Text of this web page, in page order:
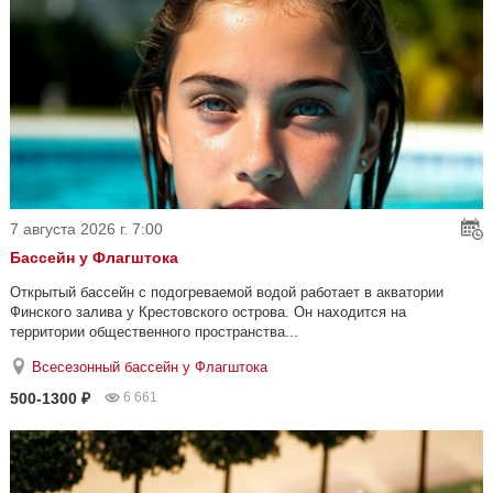
7 августа 2026 г. 7:00
Бассейн у Флагштока
Открытый бассейн с подогреваемой водой работает в акватории
Финского залива у Крестовского острова. Он находится на
территории общественного пространства...
Всесезонный бассейн у Флагштока
500-1300 ₽ 6 661